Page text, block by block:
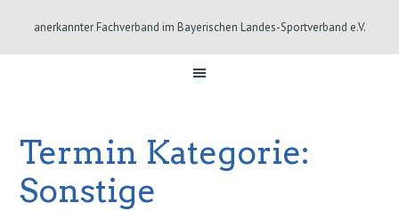
anerkannter Fachverband im Bayerischen Landes-Sportverband e.V.
Termin Kategorie:
Sonstige